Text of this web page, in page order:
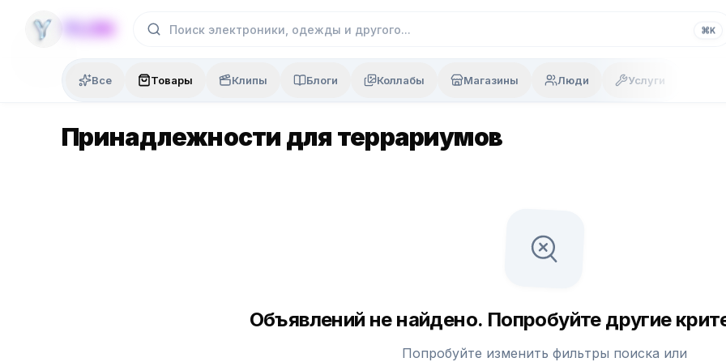
YLON ⌘K
Все Товары Клипы Блоги Коллабы Магазины Люди Услуги
Принадлежности для террариумов
Объявлений не найдено. Попробуйте другие
Попробуйте изменить фильтры поиска или